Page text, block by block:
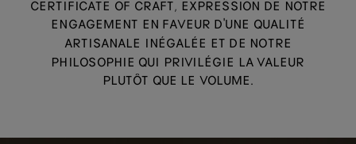
CERTIFICATE OF CRAFT, EXPRESSION DE NOTRE
ENGAGEMENT EN FAVEUR D'UNE QUALITÉ
ARTISANALE INÉGALÉE ET DE NOTRE
PHILOSOPHIE QUI PRIVILÉGIE LA VALEUR
PLUTÔT QUE LE VOLUME.